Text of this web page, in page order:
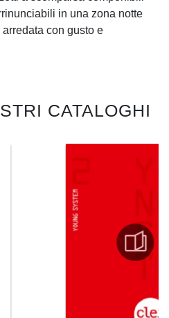
in una zona notte
con gusto e
CATALOGHI